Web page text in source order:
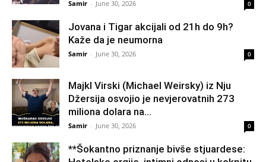
Samir - June 30, 2026 0
Jovana i Tigar akcijali od 21h do 9h?
Kaže da je neumorna
Samir - June 30, 2026 0
Majkl Virski (Michael Weirsky) iz Nju
Džersija osvojio je nevjerovatnih 273
miliona dolara na...
Samir - June 30, 2026 0
**Šokantno priznanje bivše stjuardese: